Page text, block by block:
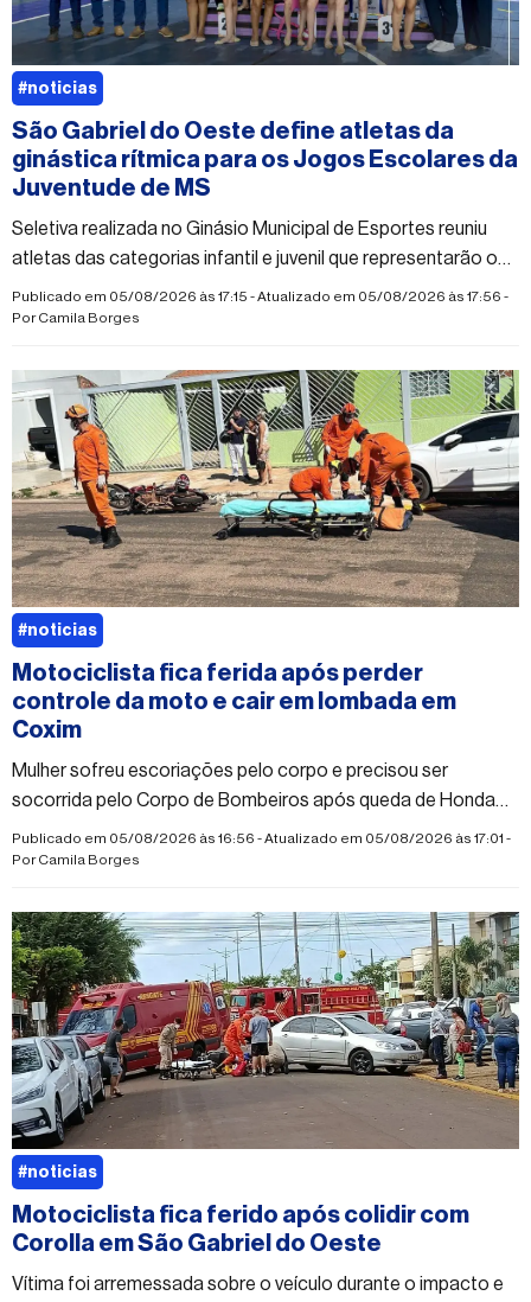
São Gabriel do Oeste define atletas da
ginástica rítmica para os Jogos Escolares da
Juventude de MS
Seletiva realizada no Ginásio Municipal de Esportes reuniu
atletas das categorias infantil e juvenil que representarão o
município na competição estadual
Publicado em 05/08/2026 às 17:15 - Atualizado em 05/08/2026 às 17:56 -
PorCamila Borges
#noticias
Motociclista fica ferida após perder
controle da moto e cair em lombada em
Coxim
Mulher sofreu escoriações pelo corpo e precisou ser
socorrida pelo Corpo de Bombeiros após queda de Honda
Biz; vítima teria desmaiado após o acidente
Publicado em 05/08/2026 às 16:56 - Atualizado em 05/08/2026 às 17:01 -
PorCamila Borges
#noticias
Motociclista fica ferido após colidir com
Corolla em São Gabriel do Oeste
Vítima foi arremessada sobre o veículo durante o impacto e
#noticias